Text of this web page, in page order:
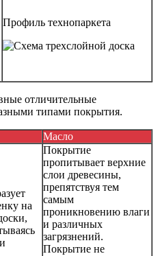
Профиль технопаркета
отличительные
типами покрытия.
Масло
на
Покрытие
пропитывает верхние
слои древесины,
препятствуя тем
самым
проникновению влаги
и различных
загрязнений.
Покрытие не